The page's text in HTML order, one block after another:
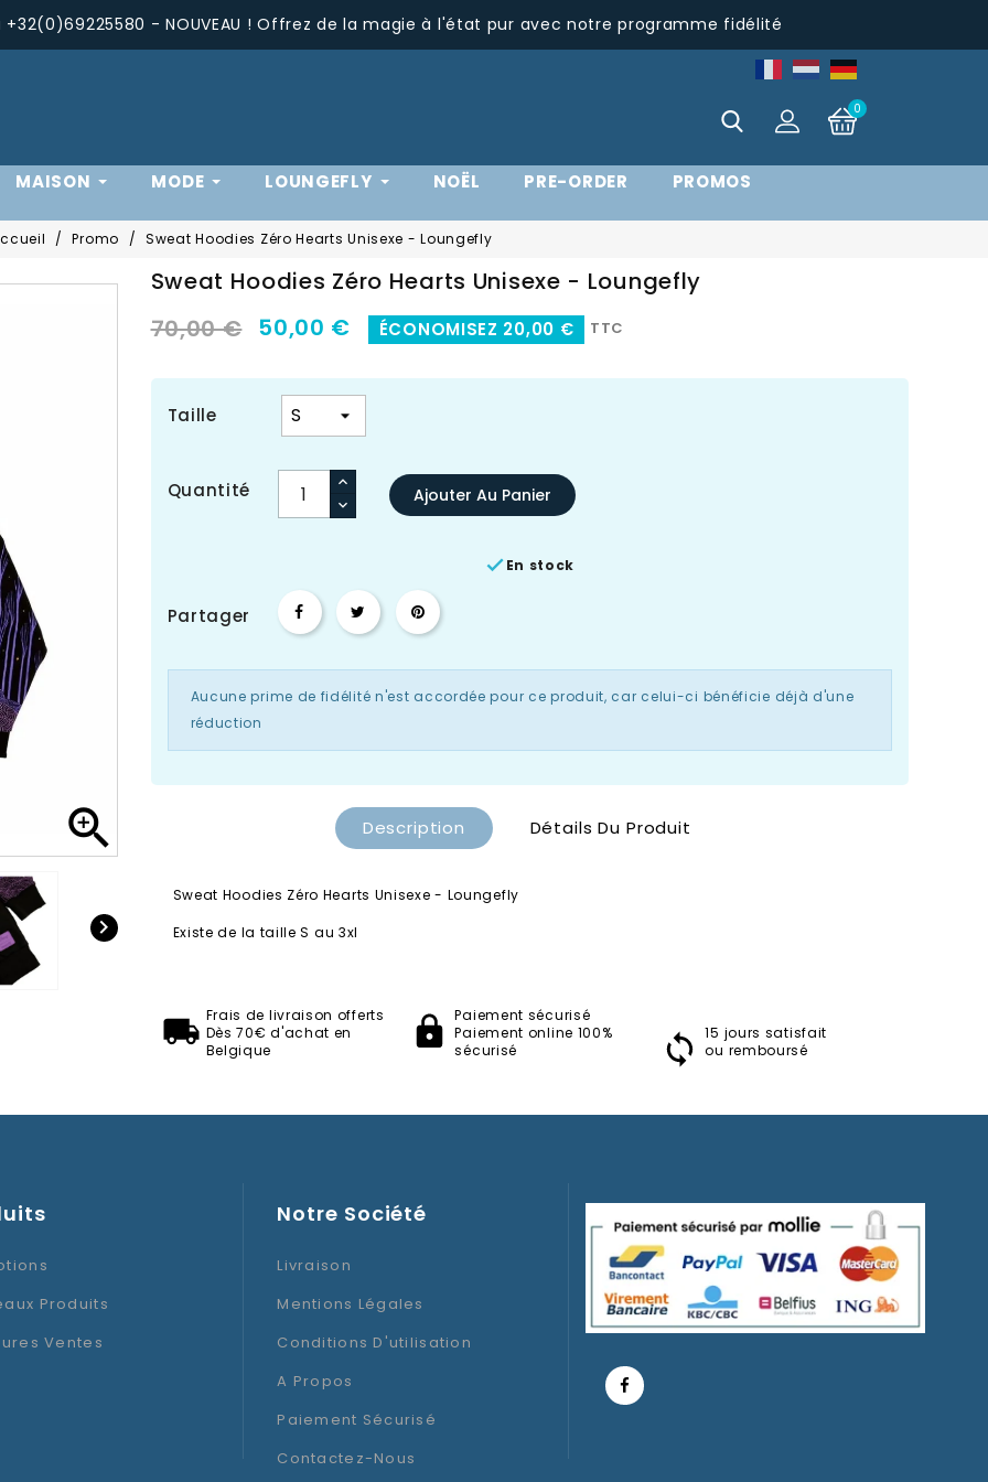
- NOUVEAU ! Offrez de la magie à l'état pur avec notre programme fidélité
0
MAISON MODE LOUNGEFLY NOËL PRE-ORDER PROMOS
Promo Sweat Hoodies Zéro Hearts Unisexe - Loungefly


Sweat Hoodies Zéro Hearts Unisexe - Loungefly
70,00 € 50,00 € ÉCONOMISEZ 20,00 € TTC
Taille
Quantité Ajouter Au Panier
En stock
Partager
Aucune prime de fidélité n'est accordée pour ce produit, car celui-ci bénéficie déjà d'une
réduction
Description Détails Du Produit
Sweat Hoodies Zéro Hearts Unisexe - Loungefly
Existe de la taille S au 3xl
Thème L'étrange Noël De Mr Jack
Frais de livraison offerts
Dès 70€ d'achat en
Belgique
Paiement sécurisé
Paiement online 100%
sécurisé
15 jours satisfait
ou remboursé
Produits
Ventes
Notre Société
Livraison
Mentions Légales
Conditions D'utilisation
A Propos
Paiement Sécurisé
Contactez-Nous